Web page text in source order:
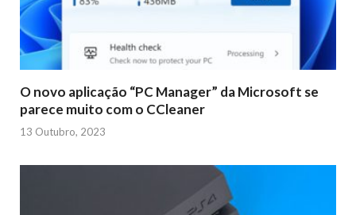
O novo aplicação “PC Manager” da Microsoft se
parece muito com o CCleaner
13 Outubro, 2023